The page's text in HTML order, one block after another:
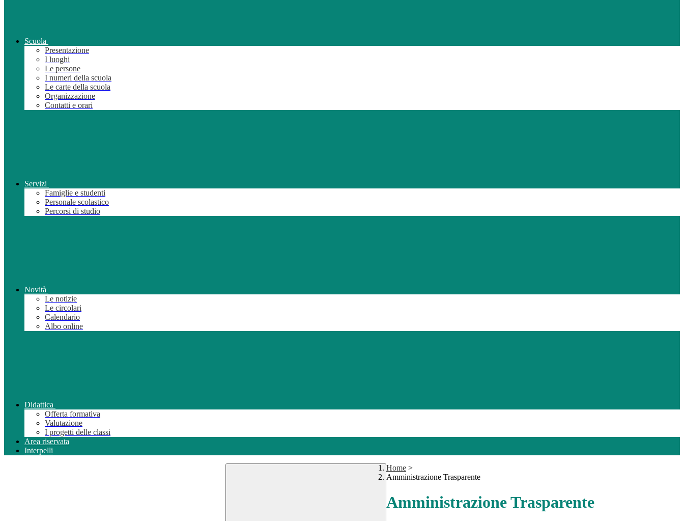
Scuola
Presentazione
I luoghi
Le persone
I numeri della scuola
Le carte della scuola
Organizzazione
Contatti e orari
Servizi
Famiglie e studenti
Personale scolastico
Percorsi di studio
Novità
Le notizie
Le circolari
Calendario
Albo online
Didattica
Offerta formativa
Valutazione
I progetti delle classi
Area riservata
Interpelli
Home >
Amministrazione Trasparente
Amministrazione Trasparente